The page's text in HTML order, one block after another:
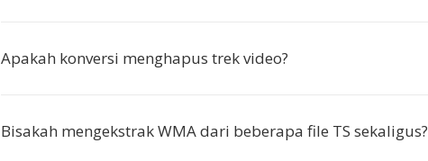
Apakah konversi menghapus trek video?
Bisakah mengekstrak WMA dari beberapa file TS sekaligus?